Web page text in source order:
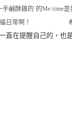
手鹹酥雞的
日常啊！
的Me time
在提醒自己的，也